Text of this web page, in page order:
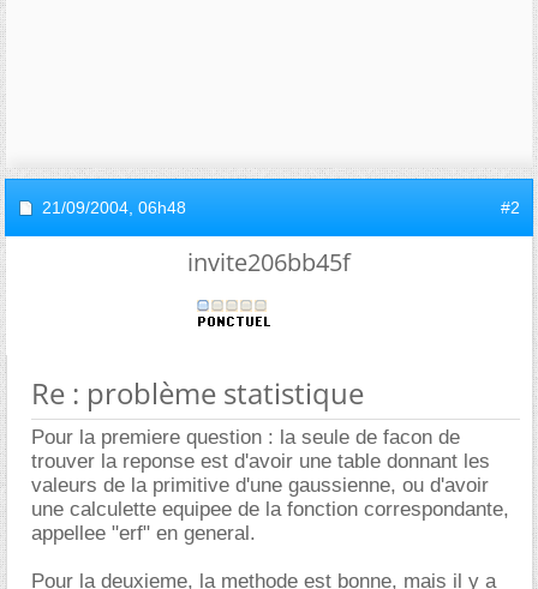
21/09/2004, 06h48 #2
invite206bb45f
Re : problème statistique
Pour la premiere question : la seule de facon de
trouver la reponse est d'avoir une table donnant les
valeurs de la primitive d'une gaussienne, ou d'avoir
une calculette equipee de la fonction correspondante,
appellee "erf" en general.
Pour la deuxieme, la methode est bonne, mais il y a